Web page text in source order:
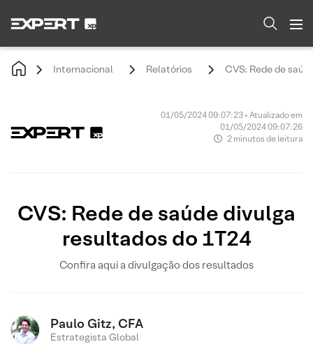
Internacional Relatórios CVS: Rede de
01/05/2024 09:07:23 • Atualizado em
01/05/2024 09:07:26
2 minutos de leitura
CVS: Rede de saúde divulga
resultados do 1T24
Confira aqui a divulgação dos resultados
Paulo Gitz, CFA
Estrategista Global